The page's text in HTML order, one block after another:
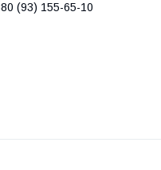
(93) 155-65-10